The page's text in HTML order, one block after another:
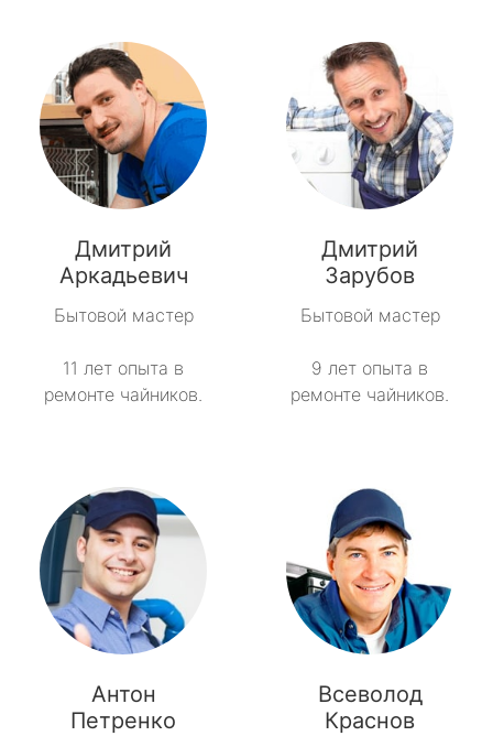
Дмитрий
Аркадьевич
Бытовой мастер
11 лет опыта в
ремонте чайников.
Дмитрий
Зарубов
Бытовой мастер
9 лет опыта в
ремонте чайников.
Антон
Петренко
Всеволод
Краснов